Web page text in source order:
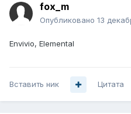
fox_m
Опубликовано 13
Envivio, Elemental
Вставить ник Цитата